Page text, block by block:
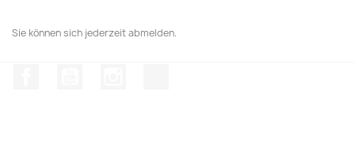
Sie können sich jederzeit abmelden.